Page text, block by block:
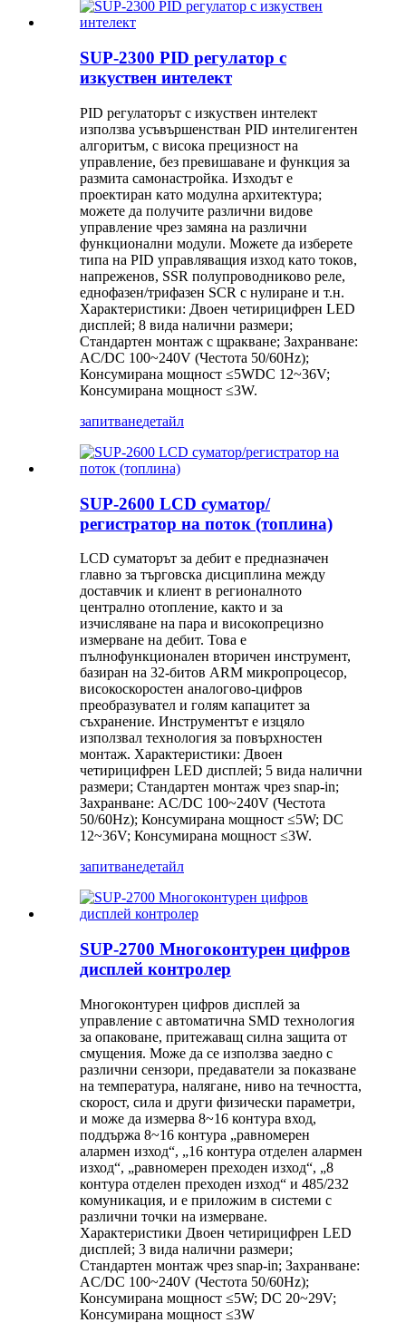
SUP-2300 PID регулатор с
изкуствен интелект
PID регулаторът с изкуствен интелект
използва усъвършенстван PID интелигентен
алгоритъм, с висока прецизност на
управление, без превишаване и функция за
размита самонастройка. Изходът е
проектиран като модулна архитектура;
можете да получите различни видове
управление чрез замяна на различни
функционални модули. Можете да изберете
типа на PID управляващия изход като токов,
напреженов, SSR полупроводниково реле,
еднофазен/трифазен SCR с нулиране и т.н.
Характеристики: Двоен четирицифрен LED
дисплей; 8 вида налични размери;
Стандартен монтаж с щракване; Захранване:
AC/DC 100~240V (Честота 50/60Hz);
Консумирана мощност ≤5WDC 12~36V;
Консумирана мощност ≤3W.
запитванедетайл
SUP-2600 LCD суматор/
регистратор на поток (топлина)
LCD суматорът за дебит е предназначен
главно за търговска дисциплина между
доставчик и клиент в регионалното
централно отопление, както и за
изчисляване на пара и високопрецизно
измерване на дебит. Това е
пълнофункционален вторичен инструмент,
базиран на 32-битов ARM микропроцесор,
високоскоростен аналогово-цифров
преобразувател и голям капацитет за
съхранение. Инструментът е изцяло
използвал технология за повърхностен
монтаж. Характеристики: Двоен
четирицифрен LED дисплей; 5 вида налични
размери; Стандартен монтаж чрез snap-in;
Захранване: AC/DC 100~240V (Честота
50/60Hz); Консумирана мощност ≤5W; DC
12~36V; Консумирана мощност ≤3W.
запитванедетайл
SUP-2700 Многоконтурен цифров
дисплей контролер
Многоконтурен цифров дисплей за
управление с автоматична SMD технология
за опаковане, притежаващ силна защита от
смущения. Може да се използва заедно с
различни сензори, предаватели за показване
на температура, налягане, ниво на течността,
скорост, сила и други физически параметри,
и може да измерва 8~16 контура вход,
поддържа 8~16 контура „равномерен
алармен изход“, „16 контура отделен алармен
изход“, „равномерен преходен изход“, „8
контура отделен преходен изход“ и 485/232
комуникация, и е приложим в системи с
различни точки на измерване.
Характеристики Двоен четирицифрен LED
дисплей; 3 вида налични размери;
Стандартен монтаж чрез snap-in; Захранване:
AC/DC 100~240V (Честота 50/60Hz);
Консумирана мощност ≤5W; DC 20~29V;
Консумирана мощност ≤3W